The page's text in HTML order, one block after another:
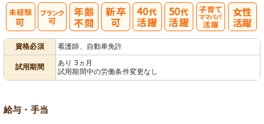
資格必須 看護師、自動車免許
試用期間
あり 3ヵ月
試用期間中の労働条件変更なし
給与・手当